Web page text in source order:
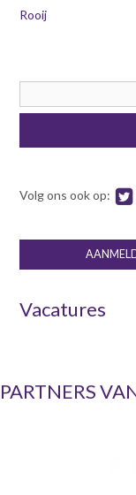
Rooij
Volg ons ook op:
Vacatures
PARTNERS